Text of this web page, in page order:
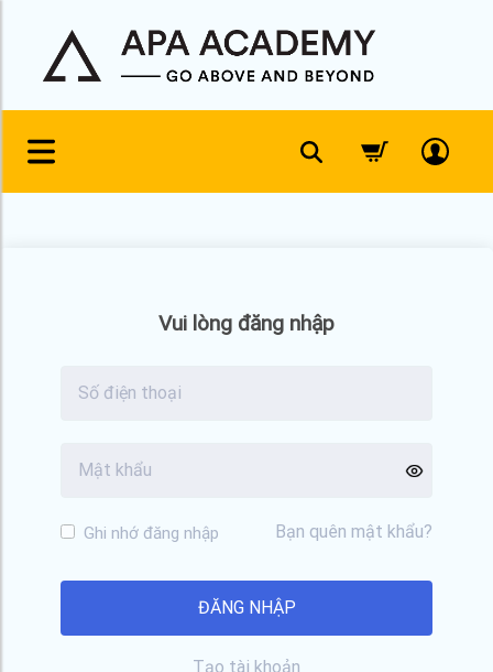
content
Vui lòng đăng nhập
Ghi nhớ đăng nhập Bạn quên mật khẩu?
Tạo tài khoản